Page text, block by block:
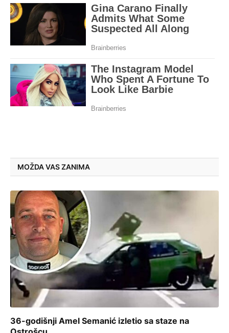
MOŽDA VAS ZANIMA
36-godišnji Amel Semanić izletio sa staze na